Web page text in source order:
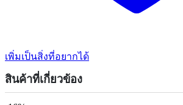
เพิ่มเป็นสิ่งที่อยากได้
สินค้าที่เกี่ยวข้อง